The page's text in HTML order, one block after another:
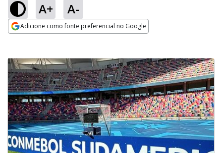
A+ A-
Adicione como fonte preferencial no Google